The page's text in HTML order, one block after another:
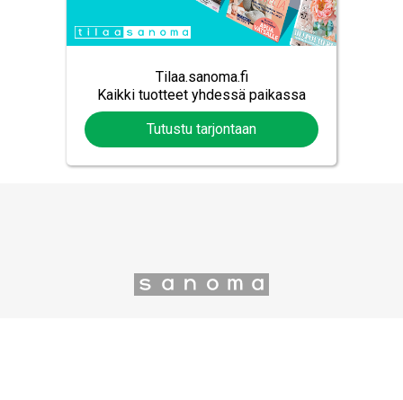
Tilaa.sanoma.fi
Kaikki tuotteet yhdessä paikassa
Tutustu tarjontaan